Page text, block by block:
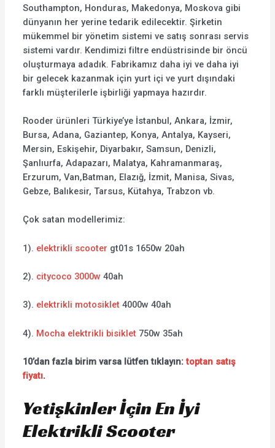
Southampton, Honduras, Makedonya, Moskova gibi
dünyanın her yerine tedarik edilecektir. Şirketin
mükemmel bir yönetim sistemi ve satış sonrası servis
sistemi vardır. Kendimizi filtre endüstrisinde bir öncü
oluşturmaya adadık. Fabrikamız daha iyi ve daha iyi
bir gelecek kazanmak için yurt içi ve yurt dışındaki
farklı müşterilerle işbirliği yapmaya hazırdır.
Rooder ürünleri Türkiye’ye İstanbul, Ankara, İzmir,
Bursa, Adana, Gaziantep, Konya, Antalya, Kayseri,
Mersin, Eskişehir, Diyarbakır, Samsun, Denizli,
Şanlıurfa, Adapazarı, Malatya, Kahramanmaraş,
Erzurum, Van,Batman, Elazığ, İzmit, Manisa, Sivas,
Gebze, Balıkesir, Tarsus, Kütahya, Trabzon vb.
Çok satan modellerimiz:
1). elektrikli scooter gt01s 1650w 20ah
2). citycoco 3000w 40ah
3). elektrikli motosiklet 4000w 40ah
4). Mocha elektrikli bisiklet 750w 35ah
10’dan fazla birim varsa lütfen tıklayın:toptan satış
fiyatı.
Yetişkinler İçin En İyi
Elektrikli Scooter